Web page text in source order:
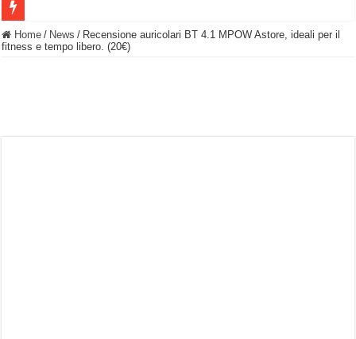
BASTA FATICARE! Questo robot tagliaerba lo appoggi e fa tutto lui! (Senza
Home / News / Recensione auricolari BT 4.1 MPOW Astore, ideali per il
fitness e tempo libero. (20€)